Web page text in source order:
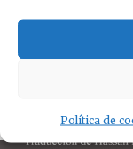
Política de
Segundo año
Retin-to 1537»